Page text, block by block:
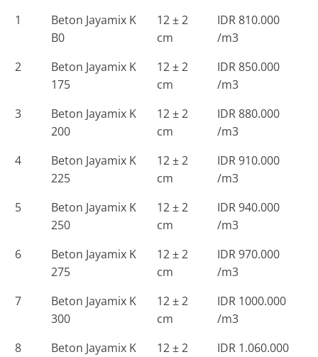
1
Beton Jayamix K
B0
12 ± 2
cm
IDR 810.000
/m3
2
Beton Jayamix K
175
12 ± 2
cm
IDR 850.000
/m3
3
Beton Jayamix K
200
12 ± 2
cm
IDR 880.000
/m3
4
Beton Jayamix K
225
12 ± 2
cm
IDR 910.000
/m3
5
Beton Jayamix K
250
12 ± 2
cm
IDR 940.000
/m3
6
Beton Jayamix K
275
12 ± 2
cm
IDR 970.000
/m3
7
Beton Jayamix K
300
12 ± 2
cm
IDR 1000.000
/m3
8
Beton Jayamix K
12 ± 2
IDR 1.060.000